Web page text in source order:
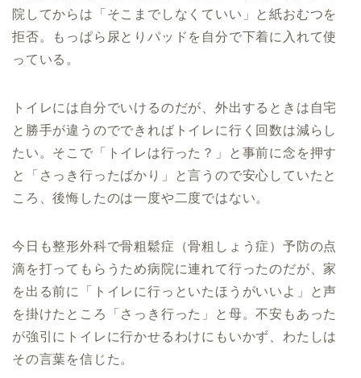
院してからは「そこまでしなくていい」と紙おむつを
拒否。もっぱら尿とりパッドを自分で下着に入れて使
っている。
トイレには自分でいけるのだが、外出するときは自宅
と勝手が違うのでできればトイレに行く回数は減らし
たい。そこで「トイレは行った？」と事前に念を押す
と「さっき行ったばかり」と言うので安心していたと
ころ、後悔したのは一度や二度ではない。
今日も整形外科で骨粗鬆症（骨粗しょう症）予防の点
滴を打ってもらうため病院に連れて行ったのだが、家
を出る前に「トイレに行っといたほうがいいよ」と声
を掛けたところ「さっき行った」と母。不安もあった
が強引にトイレに行かせるわけにもいかず、わたしは
その言葉を信じた。